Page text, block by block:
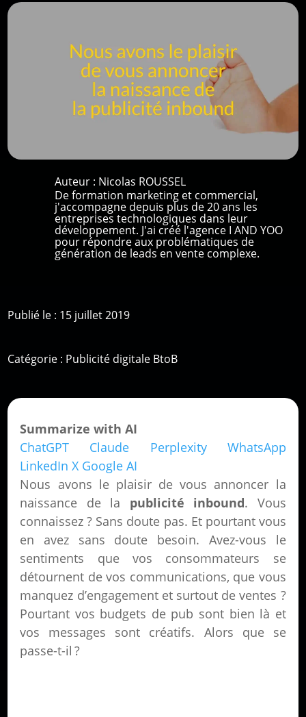
Auteur : Nicolas ROUSSEL
De formation marketing et commercial,
j'accompagne depuis plus de 20 ans les
entreprises technologiques dans leur
développement. J'ai créé l'agence I AND YOO
pour répondre aux problématiques de
génération de leads en vente complexe.
Publié le : 15 juillet 2019
Catégorie : Publicité digitale BtoB
Summarize with AI
ChatGPT
Claude Perplexity
WhatsApp
LinkedIn X Google AI
Nous avons le plaisir de vous annoncer la
naissance de la publicité inbound. Vous
connaissez ? Sans doute pas. Et pourtant vous
en avez sans doute besoin. Avez-vous le
sentiments que vos consommateurs se
détournent de vos communications, que vous
manquez d’engagement et surtout de ventes ?
Pourtant vos budgets de pub sont bien là et
vos messages sont créatifs. Alors que se
passe-t-il ?